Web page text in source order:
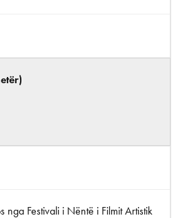
nga Festivali i Nëntë i Filmit Artistik